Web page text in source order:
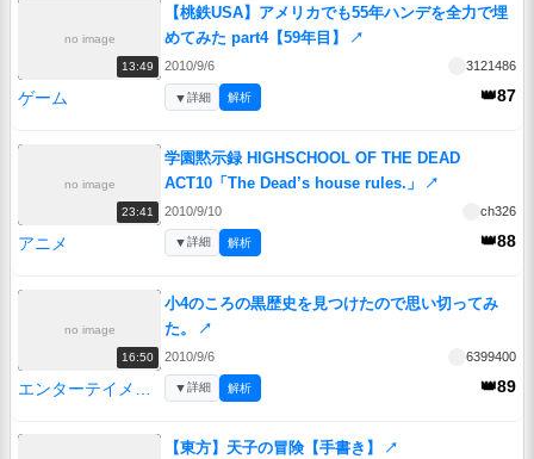
no image
13:49
【桃鉄USA】アメリカでも55年ハンデを全力で埋
めてみた part4【59年目】
↗
2010/9/6 3121486
ゲーム 👑87
▼詳細 解析
no image
23:41
学園黙示録 HIGHSCHOOL OF THE DEAD
ACT10「The Dead’s house rules.」
↗
2010/9/10 ch326
アニメ 👑88
▼詳細 解析
no image
16:50
小4のころの黒歴史を見つけたので思い切ってみ
た。
↗
2010/9/6 6399400
👑89
▼詳細 解析
【東方】天子の冒険【手書き】 ↗